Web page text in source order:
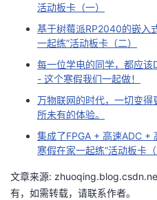
活动板卡（一）
基于树莓派RP2040的嵌入
一起练”活动板卡（二）
每一位学电的同学，都应
- 这个寒假我们一起做！
万物联网的时代，一切变
所未有的体验。
集成了FPGA + 高速ADC +
寒假在家一起练”活动板卡（
文章来源:
有，如需转载，请联系作者。